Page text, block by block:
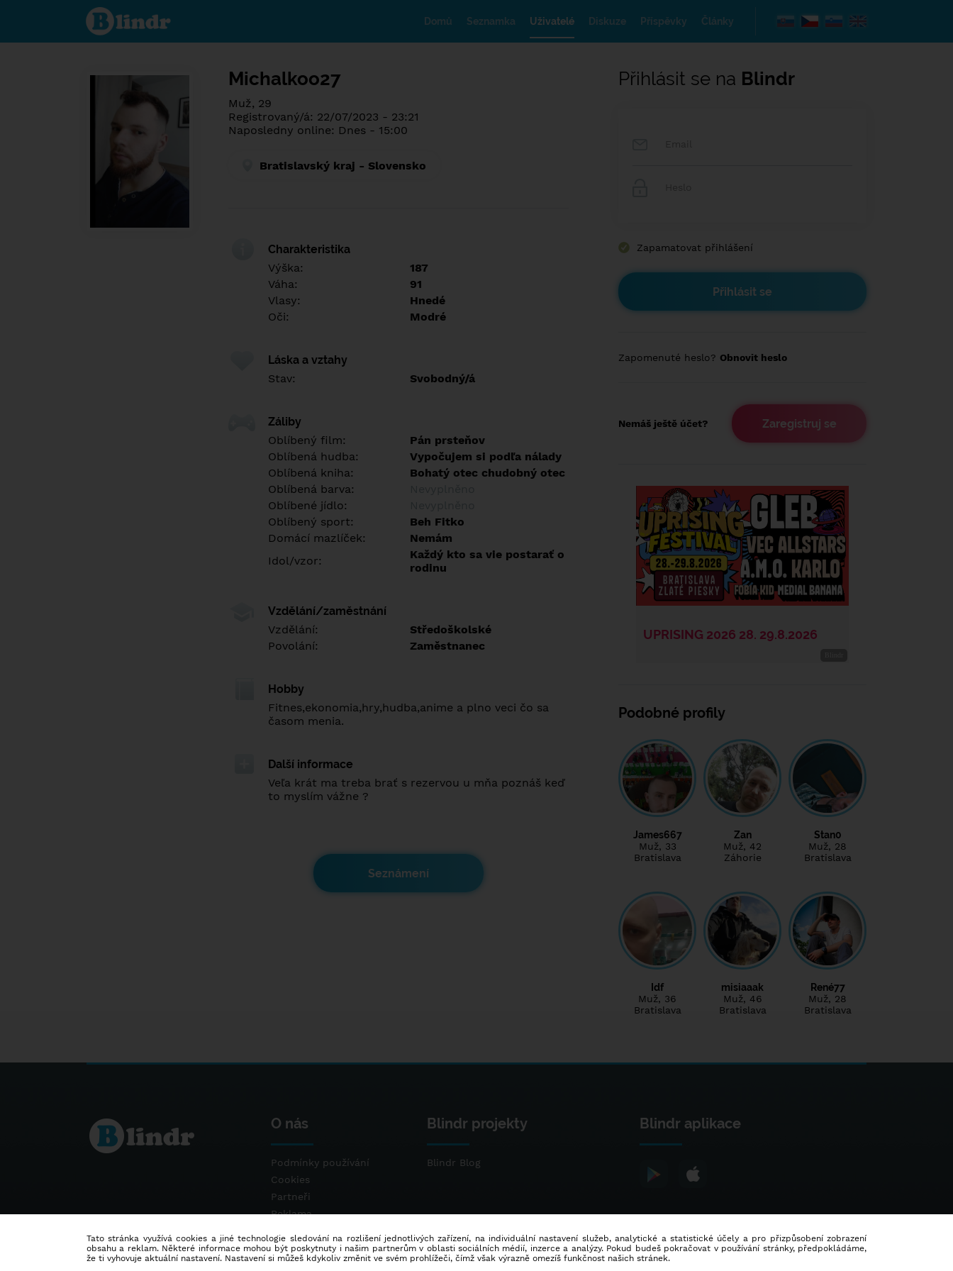
Poznej co je
pod maskou.
Seznamovací
Domů Seznamka Uživatelé Diskuze Příspěvky Články
Michalkoo27
Muž, 29
Registrovaný/á: 22/07/2023 - 23:21
Naposledny online: Dnes - 15:00
Bratislavský kraj - Slovensko
Charakteristika
Výška:
187
Váha:
91
Vlasy:
Hnedé
Oči:
Modré
Láska a vztahy
Stav:
Svobodný/á
Záliby
Oblíbený film:
Pán prsteňov
Oblíbená hudba:
Vypočujem si podľa nálady
Oblíbená kniha:
Bohatý otec chudobný otec
Oblíbená barva:
Oblíbené jídlo:
Oblíbený sport:
Beh Fitko
Domácí mazlíček:
Nemám
Idol/vzor:
Každý kto sa vie postarať o
rodinu
Vzdělání/zaměstnání
Vzdělání:
Středoškolské
Povolání:
Zaměstnanec
Hobby
Fitnes,ekonomia,hry,hudba,anime a plno veci čo sa
časom menia.
Další informace
Veľa krát ma treba brať s rezervou u mňa poznáš keď
to myslím vážne ?
Seznámení
Přihlásit se na Blindr
Zapamatovat přihlášení
Zapomenuté heslo? Obnovit heslo
Nemáš ještě účet? Zaregistruj se
Podobné profily
James667
Muž, 33
Bratislava
Zan
Muž, 42
Záhorie
Stan0
Muž, 28
Bratislava
Idf
Muž, 36
Bratislava
misiaaak
Muž, 46
Bratislava
René77
Muž, 28
Bratislava
O nás
Podmínky používání
Cookies
Partneři
Reklama
Blindr projekty
Blindr Blog
Blindr aplikace
Tato stránka využívá cookies a jiné technologie sledování na rozlišení jednotlivých zařízení, na individuální nastavení služeb, analytické a statistické účely a pro přizpůsobení zobrazení
obsahu a reklam. Některé informace mohou být poskytnuty i našim partnerům v oblasti sociálních médií, inzerce a analýzy. Pokud budeš pokračovat v používání stránky, předpokládáme,
že ti vyhovuje aktuální nastavení. Nastavení si můžeš kdykoliv změnit ve svém prohlížeči, čímž však výrazně omezíš funkčnost našich stránek.